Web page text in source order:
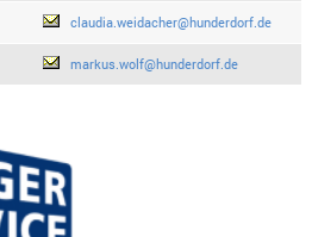
claudia.weidacher@hunderdorf.de
markus.wolf@hunderdorf.de